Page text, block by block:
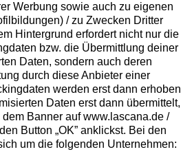
Werbung sowie auch zu eigenen
/ zu Zwecken Dritter
Hintergrund erfordert nicht nur die
bzw. die Übermittlung deiner
Daten, sondern auch deren
durch diese Anbieter einer
werden erst dann erhoben
Daten erst dann übermittelt,
Banner auf www.lascana.de /
Button „OK” anklickst. Bei den
um die folgenden Unternehmen: